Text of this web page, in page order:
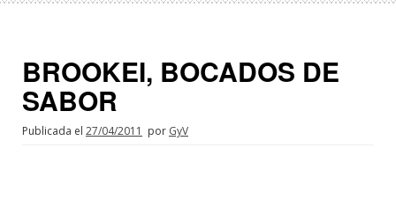
BROOKEI, BOCADOS DE
SABOR
Publicada el 27/04/2011 por GyV